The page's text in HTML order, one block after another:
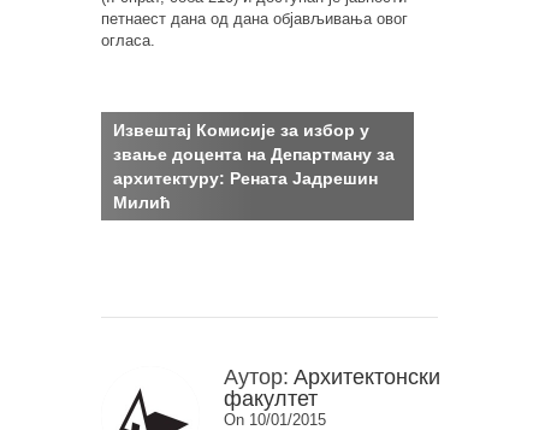
петнаест дана од дана објављивања овог
огласа.
Извештај Комисијe за избор у
звање доцента на Департману за
архитектуру: Рената Јадрешин
Милић
Аутор: Архитектонски
факултет
On 10/01/2015